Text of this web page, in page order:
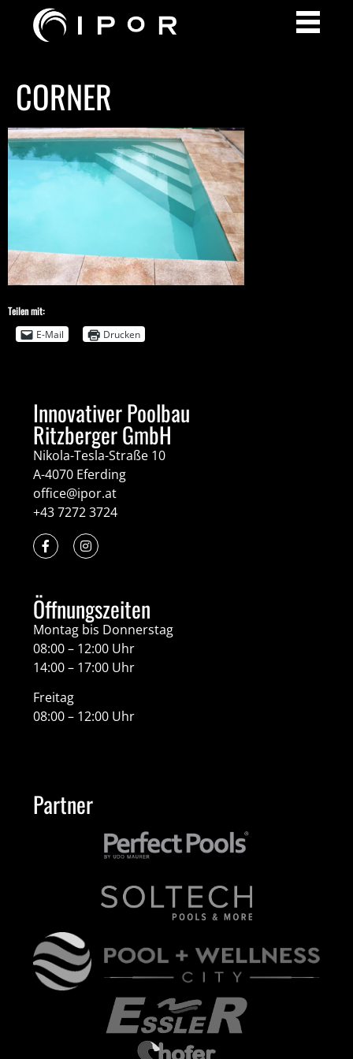
CORNER
Teilen mit:
E-Mail
Drucken
Innovativer Poolbau
Ritzberger GmbH
Nikola-Tesla-Straße 10
A-4070 Eferding
office@ipor.at
+43 7272 3724
Öffnungszeiten
Montag bis Donnerstag
08:00 – 12:00 Uhr
14:00 – 17:00 Uhr
Freitag
08:00 – 12:00 Uhr
Partner